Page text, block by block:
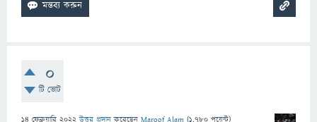
0
টি ভোট
14 ফেব্রুয়ারি 2022 উত্তর প্রদান করেছেন Maroof Alam (1,780 পয়েন্ট)